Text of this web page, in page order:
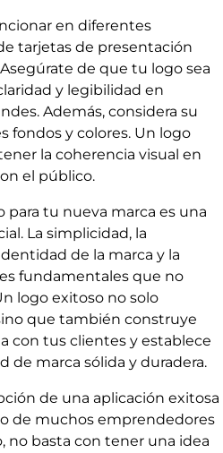
en diferentes
tarjetas de presentación
de que tu logo sea
y legibilidad en
Además, considera su
fondos y colores. Un logo
la coherencia visual en
el público.
para tu nueva marca es una
La simplicidad, la
de la marca y la
fundamentales que no
logo exitoso no solo
que también construye
con tus clientes y establece
de marca sólida y duradera.
de una aplicación exitosa
de muchos emprendedores
no basta con tener una idea